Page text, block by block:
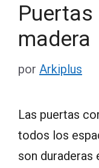
madera
por Arkiplus
Las puertas
todos los
son duraderas